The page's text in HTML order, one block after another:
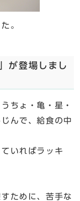
。
が登場しまし
ちょ・亀・星・
んで、給食の中
いればラッキ
ために、苦手な